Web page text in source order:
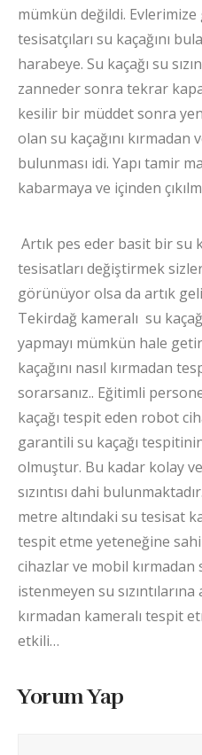
mümkün değildi. Evlerimize
tesisatçıları su kaçağını
harabeye. Su kaçağı su
zanneder sonra tekrar
kesilir bir müddet sonra
olan su kaçağını
bulunması idi. Yapı tamir
kabarmaya ve içinden
Artık pes eder basit bir su
tesisatları değiştirmek
görünüyor olsa da artık
Tekirdağ kameralı su
yapmayı mümkün hale
kaçağını nasıl kırmadan
sorarsanız.. Eğitimli
kaçağı tespit eden robot
garantili su kaçağı
olmuştur. Bu kadar kolay
sızıntısı dahi
metre altındaki su tesisat
tespit etme yeteneğine
cihazlar ve mobil kırmadan
istenmeyen su
kırmadan kameralı tespit
etkili…
Yorum Yap